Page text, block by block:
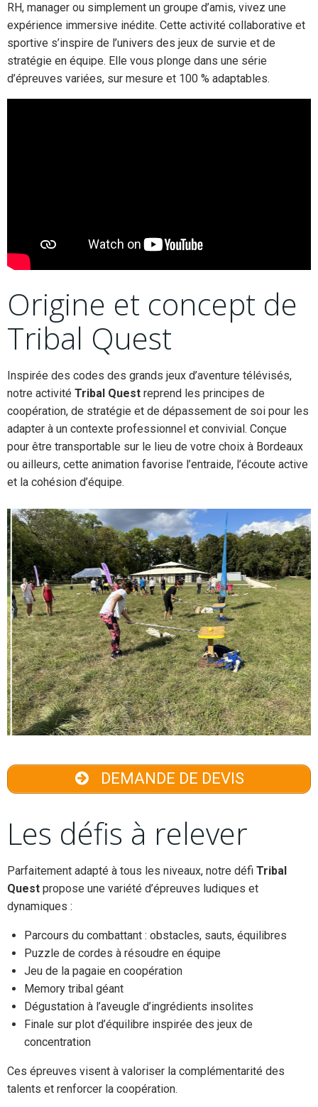
RH, manager ou simplement un groupe d’amis, vivez une
expérience immersive inédite. Cette activité collaborative et
sportive s’inspire de l’univers des jeux de survie et de
stratégie en équipe. Elle vous plonge dans une série
d’épreuves variées, sur mesure et 100 % adaptables.
Origine et concept de
Tribal Quest
Inspirée des codes des grands jeux d’aventure télévisés,
notre activité Tribal Quest reprend les principes de
coopération, de stratégie et de dépassement de soi pour les
adapter à un contexte professionnel et convivial. Conçue
pour être transportable sur le lieu de votre choix à Bordeaux
ou ailleurs, cette animation favorise l’entraide, l’écoute active
et la cohésion d’équipe.
DEMANDE DE DEVIS
Les défis à relever
Parfaitement adapté à tous les niveaux, notre défi Tribal
Quest propose une variété d’épreuves ludiques et
dynamiques :
Parcours du combattant : obstacles, sauts, équilibres
Puzzle de cordes à résoudre en équipe
Jeu de la pagaie en coopération
Memory tribal géant
Dégustation à l’aveugle d’ingrédients insolites
Finale sur plot d’équilibre inspirée des jeux de
concentration
Ces épreuves visent à valoriser la complémentarité des
talents et renforcer la coopération.